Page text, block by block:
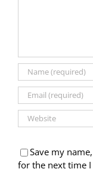
Save my
for the next time